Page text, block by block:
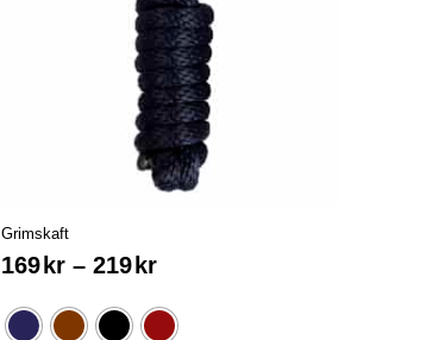
Grimskaft
169 kr – 219 kr